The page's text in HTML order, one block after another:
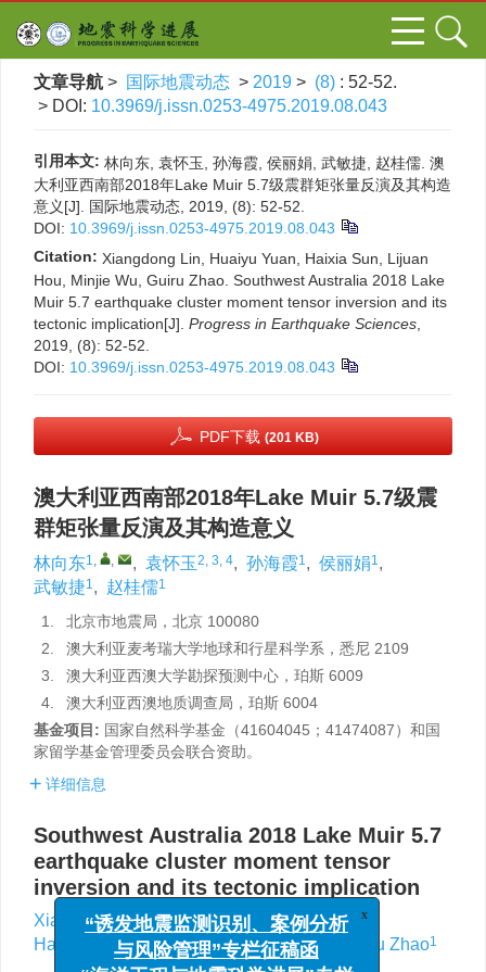
文章导航 > 国际地震动态 > 2019 > (8) : 52-52.
> DOI: 10.3969/j.issn.0253-4975.2019.08.043
引用本文: 林向东, 袁怀玉, 孙海霞, 侯丽娟, 武敏捷, 赵桂儒. 澳
大利亚西南部2018年Lake Muir 5.7级震群矩张量反演及其构造
意义[J]. 国际地震动态, 2019, (8): 52-52.
DOI: 10.3969/j.issn.0253-4975.2019.08.043
Citation: Xiangdong Lin, Huaiyu Yuan, Haixia Sun, Lijuan
Hou, Minjie Wu, Guiru Zhao. Southwest Australia 2018 Lake
Muir 5.7 earthquake cluster moment tensor inversion and its
tectonic implication[J]. Progress in Earthquake Sciences
2019, (8): 52-52.
DOI: 10.3969/j.issn.0253-4975.2019.08.043
PDF下载 (201 KB)
澳大利亚西南部2018年Lake Muir 5.7级震
群矩张量反演及其构造意义
林向东1, , , 袁怀玉2, 3, 4, 孙海霞1, 侯丽娟1,
武敏捷1, 赵桂儒1
1.
北京市地震局，北京 100080
2.
澳大利亚麦考瑞大学地球和行星科学系，悉尼 2109
3.
澳大利亚西澳大学勘探预测中心，珀斯 6009
4.
澳大利亚西澳地质调查局，珀斯 6004
基金项目: 国家自然科学基金（41604045；41474087）和国
家留学基金管理委员会联合资助。
详细信息
Southwest Australia 2018 Lake Muir 5.7
earthquake cluster moment tensor
inversion and its tectonic implication
Xiangdong Lin1, , , Huaiyu Yuan2, 3, 4,
Haixia Sun1, Lijuan Hou1, Minjie Wu Guiru Zhao1
“诱发地震监测识别、案例分析
与风险管理”专栏征稿函